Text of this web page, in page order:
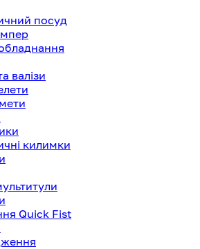
посуд
валізи
килимки
Quick Fist